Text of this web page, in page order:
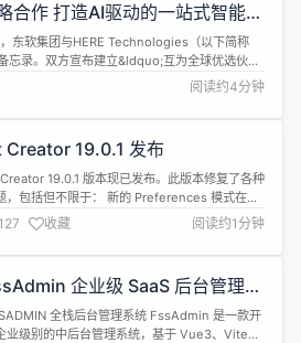
）社区受邀参会，凭借
合作 打造AI驱动的一站式智能出
东软集团与HERE Technologies（以下简称
忘录。双方宣布建立&ldquo;互为全球优选伙伴
软在导航及出行领域的产品解决方案和全球化
地图数据及位置服务深度整合，共同为全球车企
决方案。 当前，广大车...
阅读约4分钟
Creator 19.0.1 发布
19.0.1 版本现已发布。此版本修复了各种
，包括但不限于： 新的 Preferences 模式在多
方未被设置为&ldquo;已修改&rdquo;（即未启
应用&rdquo;和其他按钮）。 项目的新默
建目录存在问题 本地 Axivion 控制面板存在一
时的设备...
收藏 阅读约1分钟
企业级 SaaS 后台管理系
V1.0.0全栈后台管理系统 FssAdmin 是一款开
业级别的中后台管理系统，基于 Vue3、Vite、